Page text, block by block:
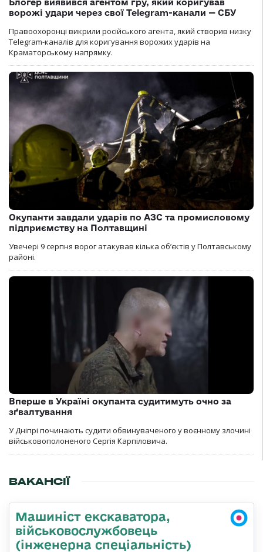
Блогер виявився агентом гру, який коригував
ворожі удари через свої Telegram-канали — СБУ
Правоохоронці викрили російського агента, який створив низку
Telegram-каналів для коригування ворожих ударів на
Краматорському напрямку.
Окупанти завдали ударів по АЗС та промисловому
підприємству на Полтавщині
Увечері 9 серпня ворог атакував кілька обʼєктів у Полтавському
районі.
Вперше в Україні окупанта судитимуть очно за
зґвалтування
У Дніпрі починають судити обвинуваченого у воєнному злочині
військовополоненого Сергія Карпіловича.
ВАКАНСІЇ
Машиніст екскаватора,
військовослужбовець
(інженерна спеціальність)